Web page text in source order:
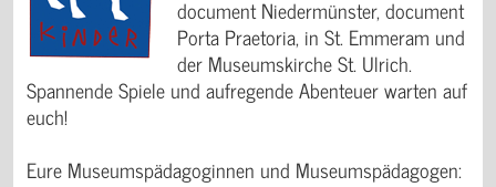
document Niedermünster, document
Porta Praetoria, in St. Emmeram und
der Museumskirche St. Ulrich.
Spannende Spiele und aufregende Abenteuer warten auf
euch!
Eure Museumspädagoginnen und Museumspädagogen: